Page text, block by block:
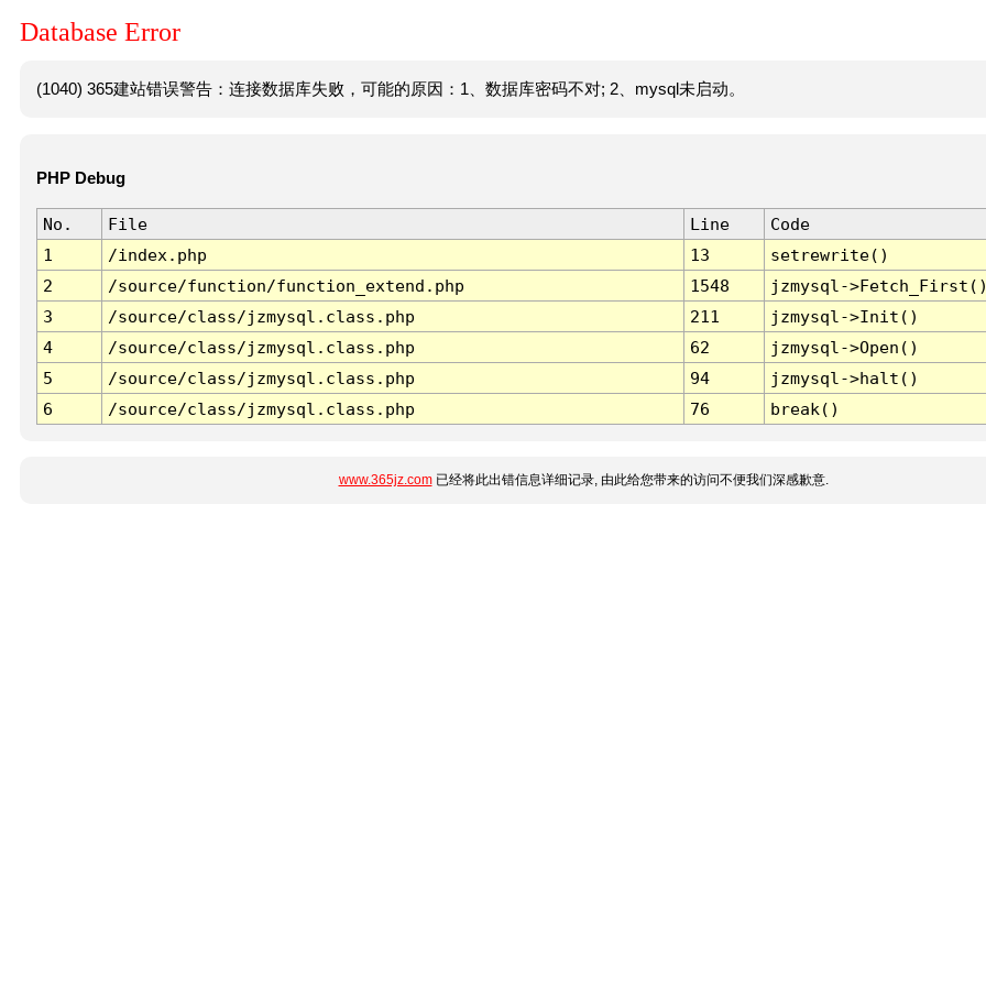
Database Error
(1040) 365建站错误警告：连接数据库失败，可能的原因：1、数据库密码不对; 2、mysql未启动。
PHP Debug
No. File Line
Code
1
/index.php 13
setrewrite()
2
/source/function/function_extend.php 1548
jzmysql-
3
/source/class/jzmysql.class.php 211
jzmysql->Init()
4
/source/class/jzmysql.class.php 62
jzmysql->Open()
5
/source/class/jzmysql.class.php 94
jzmysql->halt()
6
/source/class/jzmysql.class.php 76 break()
www.365jz.com已经将此出错信息详细记录, 由此给您带来的访问不便我们深感歉意.